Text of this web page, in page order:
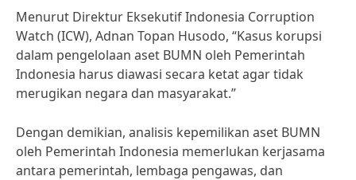
Menurut Direktur Eksekutif Indonesia Corruption
Watch (ICW), Adnan Topan Husodo, “Kasus korupsi
dalam pengelolaan aset BUMN oleh Pemerintah
Indonesia harus diawasi secara ketat agar tidak
merugikan negara dan masyarakat.”
Dengan demikian, analisis kepemilikan aset BUMN
oleh Pemerintah Indonesia memerlukan kerjasama
antara pemerintah, lembaga pengawas, dan